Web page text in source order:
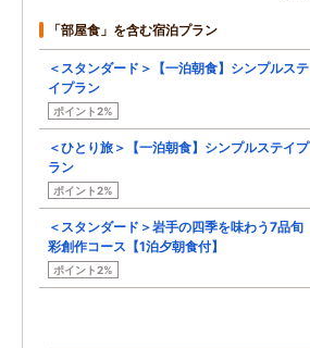
「部屋食」を含む宿泊プラン
＜スタンダード＞【一泊朝食】シンプルステ
イプラン
ポイント2%
＜ひとり旅＞【一泊朝食】シンプルステイプ
ラン
ポイント2%
＜スタンダード＞岩手の四季を味わう7品旬
彩創作コース【1泊夕朝食付】
ポイント2%